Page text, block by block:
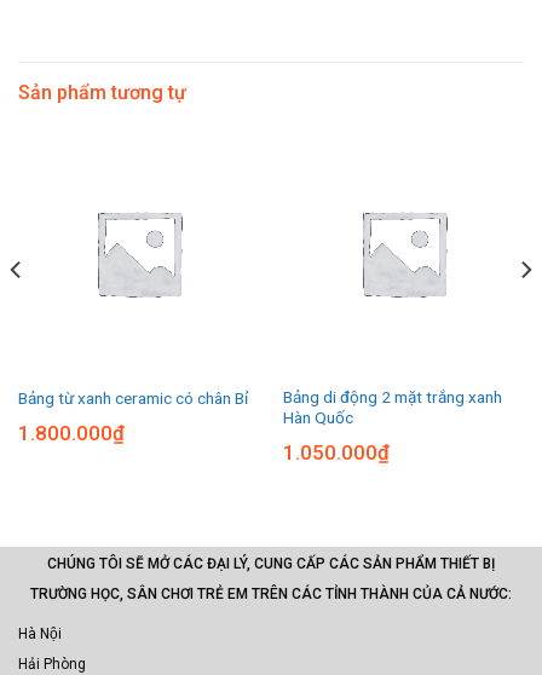
Sản phẩm tương tự
Bảng từ xanh ceramic có chân Bỉ
1.800.000₫
Bảng di động 2 mặt trắng xanh
Hàn Quốc
1.050.000₫
CHÚNG TÔI SẼ MỞ CÁC ĐẠI LÝ, CUNG CẤP CÁC SẢN PHẨM THIẾT BỊ
TRƯỜNG HỌC, SÂN CHƠI TRẺ EM TRÊN CÁC TỈNH THÀNH CỦA CẢ NƯỚC:
Hà Nội
Hải Phòng